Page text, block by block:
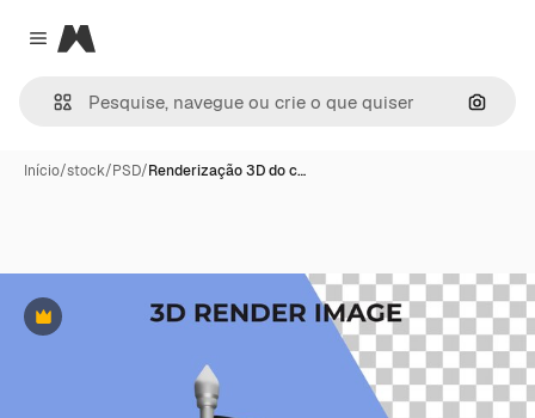
Close menu
Magnific
Início/stock/PSD/Renderização 3D do c…
Premium